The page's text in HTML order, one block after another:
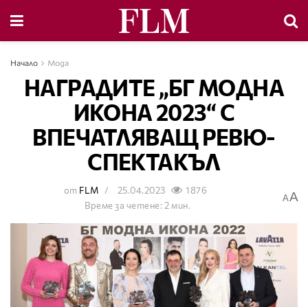
Начало Мода
НАГРАДИТЕ „БГ МОДНА
ИКОНА 2023“ С
ВПЕЧАТЛЯВАЩ РЕВЮ-
СПЕКТАКЪЛ
от FLM 25.04.2023
1876
Време за четене: 2 мин.
AA